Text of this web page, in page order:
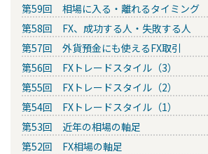
第59回 相場に入る・離れるタイミング
第58回 FX、成功する人・失敗する人
第57回 外貨預金にも使えるFX取引
第56回 FXトレードスタイル（3）
第55回 FXトレードスタイル（2）
第54回 FXトレードスタイル（1）
第53回 近年の相場の軸足
第52回 FX相場の軸足